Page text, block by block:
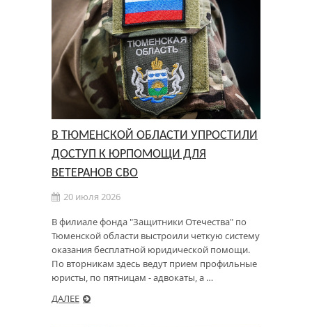
В ТЮМЕНСКОЙ ОБЛАСТИ УПРОСТИЛИ
ДОСТУП К ЮРПОМОЩИ ДЛЯ
ВЕТЕРАНОВ СВО
20 июля 2026
В филиале фонда "Защитники Отечества" по
Тюменской области выстроили четкую систему
оказания бесплатной юридической помощи.
По вторникам здесь ведут прием профильные
юристы, по пятницам - адвокаты, а …
ДАЛЕЕ